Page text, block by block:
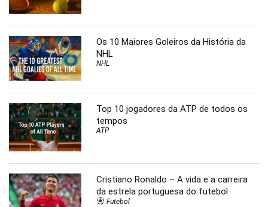
Os 10 Maiores Goleiros da História da
NHL
NHL
Top 10 jogadores da ATP de todos os
tempos
ATP
Cristiano Ronaldo – A vida e a carreira
da estrela portuguesa do futebol
Futebol